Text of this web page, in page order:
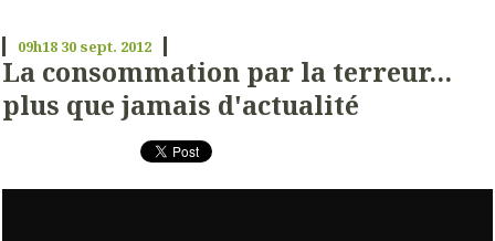
09h18 30 sept. 2012
La consommation par la terreur...
plus que jamais d'actualité